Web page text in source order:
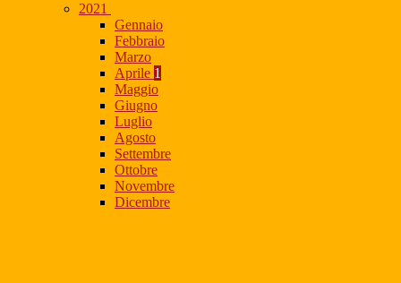
2021
Gennaio
Febbraio
Marzo
Aprile 1
Maggio
Giugno
Luglio
Agosto
Settembre
Ottobre
Novembre
Dicembre